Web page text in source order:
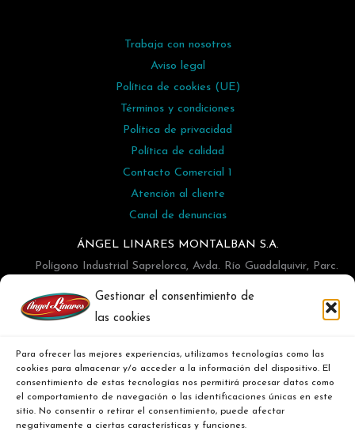
Gestionar el consentimiento de
las cookies
Para ofrecer las mejores experiencias, utilizamos tecnologías como las
cookies para almacenar y/o acceder a la información del dispositivo. El
consentimiento de estas tecnologías nos permitirá procesar datos como
el comportamiento de navegación o las identificaciones únicas en este
sitio. No consentir o retirar el consentimiento, puede afectar
negativamente a ciertas características y funciones.
Trabaja con nosotros
Aviso legal
Política de cookies (UE)
Términos y condiciones
Política de privacidad
Política de calidad
Contacto Comercial 1
Atención al cliente
Canal de denuncias
ÁNGEL LINARES MONTALBAN S.A.
Polígono Industrial Saprelorca, Avda. Río Guadalquivir, Parc.
N-16, Buzón 45 - Lorca
968476302